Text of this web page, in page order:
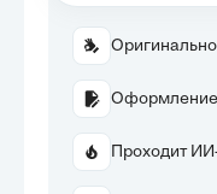
Проходит